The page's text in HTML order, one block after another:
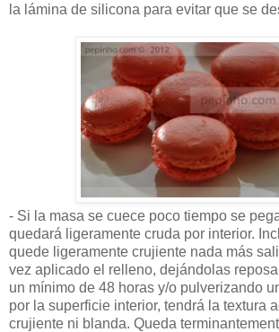
la lámina de silicona para evitar que se
- Si la masa se cuece poco tiempo se
quedará ligeramente cruda por interior.
quede ligeramente crujiente nada más
vez aplicado el relleno, dejándolas
un mínimo de 48 horas y/o pulverizando
por la superficie interior, tendrá la textura
crujiente ni blanda. Queda